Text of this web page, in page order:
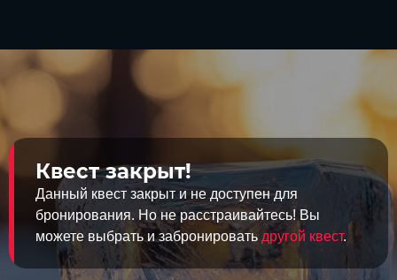
Квест закрыт!
Данный квест закрыт и не доступен для
бронирования. Но не расстраивайтесь! Вы
можете выбрать и забронировать другой квест.